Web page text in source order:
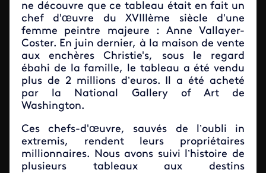
ne découvre que ce tableau était en fait un
chef d'œuvre du XVIIIème siècle d’une
femme peintre majeure : Anne Vallayer-
Coster. En juin dernier, à la maison de vente
aux enchères Christie's, sous le regard
ébahi de la famille, le tableau a été vendu
plus de 2 millions d’euros. Il a été acheté
par la National Gallery of Art de
Washington.
Ces chefs-d'œuvre, sauvés de l’oubli in
extremis, rendent leurs propriétaires
millionnaires. Nous avons suivi l’histoire de
plusieurs tableaux aux destins